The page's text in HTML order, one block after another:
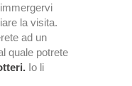
la visita.
ad un
quale potrete
Io li